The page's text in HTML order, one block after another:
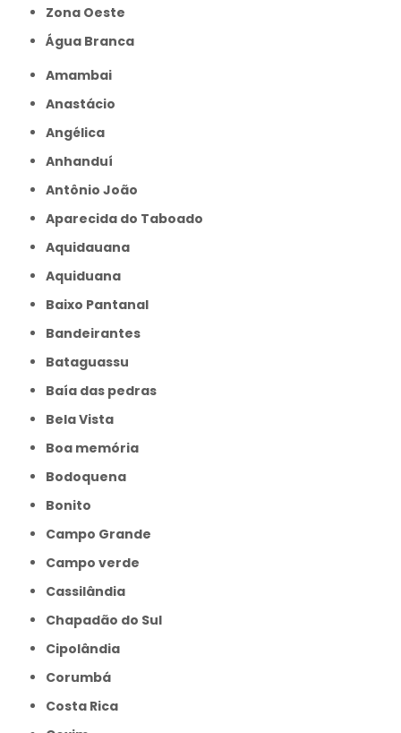
Zona Oeste
Água Branca
Amambai
Anastácio
Angélica
Anhanduí
Antônio João
Aparecida do Taboado
Aquidauana
Aquiduana
Baixo Pantanal
Bandeirantes
Bataguassu
Baía das pedras
Bela Vista
Boa memória
Bodoquena
Bonito
Campo Grande
Campo verde
Cassilândia
Chapadão do Sul
Cipolândia
Corumbá
Costa Rica